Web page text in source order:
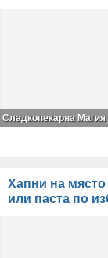
Сладкопекарна Магия
Хапни на
или паста по